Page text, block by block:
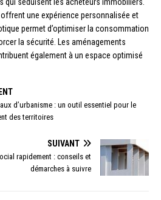
une expérience personnalisée et
permet d’optimiser la consommation
la sécurité. Les aménagements
également à un espace optimisé
d’urbanisme : un outil essentiel pour le
des territoires
SUIVANT
rapidement : conseils et
démarches à suivre